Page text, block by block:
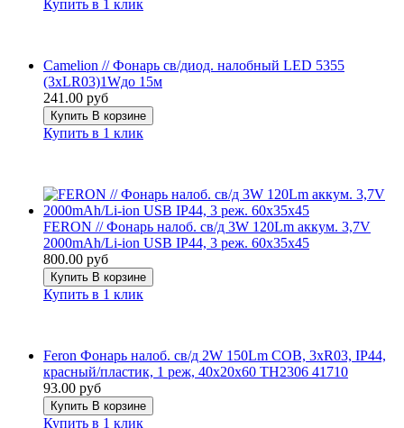
Купить в 1 клик
Camelion // Фонарь св/диод. налобный LED 5355
(3xLR03)1Wдо 15м
241.00 руб
Купить В корзине
Купить в 1 клик
FERON // Фонарь налоб. св/д 3W 120Lm аккум. 3,7V
2000mAh/Li-ion USB IP44, 3 реж. 60x35x45
800.00 руб
Купить В корзине
Купить в 1 клик
Feron Фонарь налоб. св/д 2W 150Lm COB, 3xR03, IP44,
красный/пластик, 1 реж, 40x20x60 TH2306 41710
93.00 руб
Купить В корзине
Купить в 1 клик